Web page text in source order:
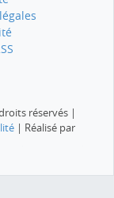
réservés |
| Réalisé par